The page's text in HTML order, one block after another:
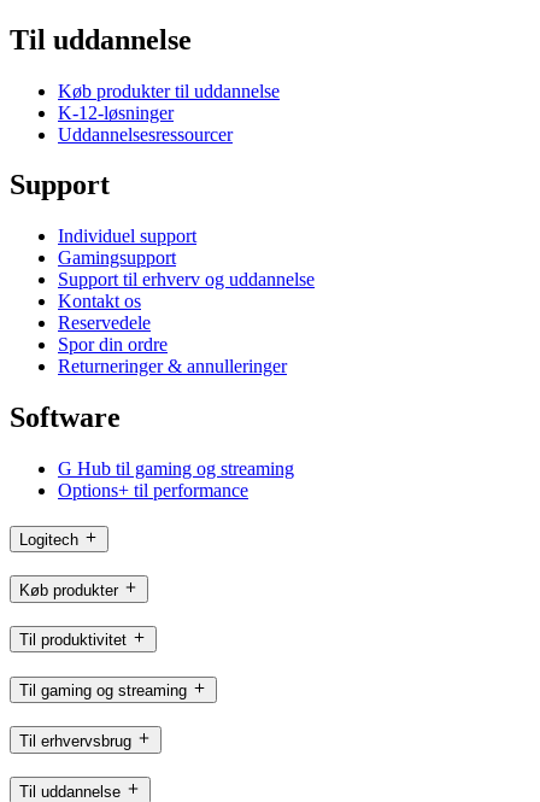
Til uddannelse
Køb produkter til uddannelse
K-12-løsninger
Uddannelsesressourcer
Support
Individuel support
Gamingsupport
Support til erhverv og uddannelse
Kontakt os
Reservedele
Spor din ordre
Returneringer & annulleringer
Software
G Hub til gaming og streaming
Options+ til performance
Logitech
Køb produkter
Til produktivitet
Til gaming og streaming
Til erhvervsbrug
Til uddannelse